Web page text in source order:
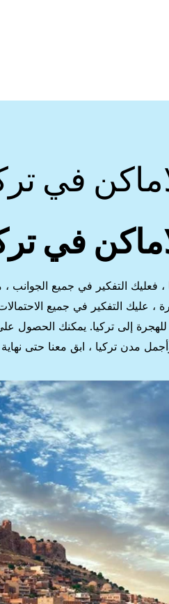
في
في
، فعليك التفكير في جميع
، عليك التفكير في جميع
إلى تركيا. يمكنك الحصول
مدن تركيا ، ابق معنا حتى